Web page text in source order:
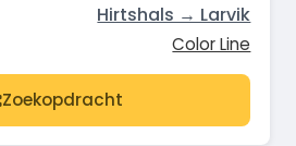
Hirtshals → Larvik
Color Line
Zoekopdracht